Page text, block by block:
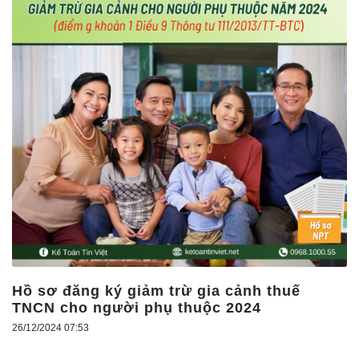
Hồ sơ đăng ký giảm trừ gia cảnh thuế
TNCN cho người phụ thuộc 2024
26/12/2024 07:53